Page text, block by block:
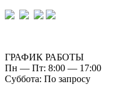
ГРАФИК РАБОТЫ
Пн — Пт: 8:00 — 17:00
Суббота: По запросу